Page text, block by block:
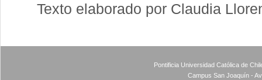
Texto elaborado por Claudia
Pontificia Universidad Católica de
Campus San Joaquín -